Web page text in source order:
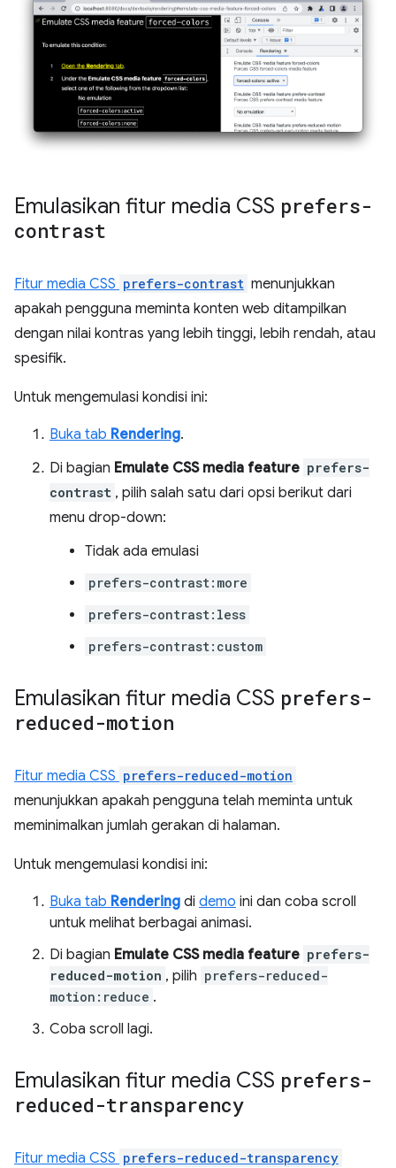
Emulasikan fitur media CSS prefers-
contrast
Fitur media CSS prefers-contrast menunjukkan
apakah pengguna meminta konten web ditampilkan
dengan nilai kontras yang lebih tinggi, lebih rendah, atau
spesifik.
Untuk mengemulasi kondisi ini:
Buka tab Rendering.
Di bagian Emulate CSS media feature prefers-
contrast , pilih salah satu dari opsi berikut dari
menu drop-down:
Tidak ada emulasi
prefers-contrast:more
prefers-contrast:less
prefers-contrast:custom
Emulasikan fitur media CSS prefers-
reduced-motion
Fitur media CSS prefers-reduced-motion
menunjukkan apakah pengguna telah meminta untuk
meminimalkan jumlah gerakan di halaman.
Untuk mengemulasi kondisi ini:
Buka tab Rendering di demo ini dan coba scroll
untuk melihat berbagai animasi.
Di bagian Emulate CSS media feature prefers-
reduced-motion , pilih prefers-reduced-
motion:reduce .
Coba scroll lagi.
Emulasikan fitur media CSS prefers-
reduced-transparency
Fitur media CSS prefers-reduced-transparency